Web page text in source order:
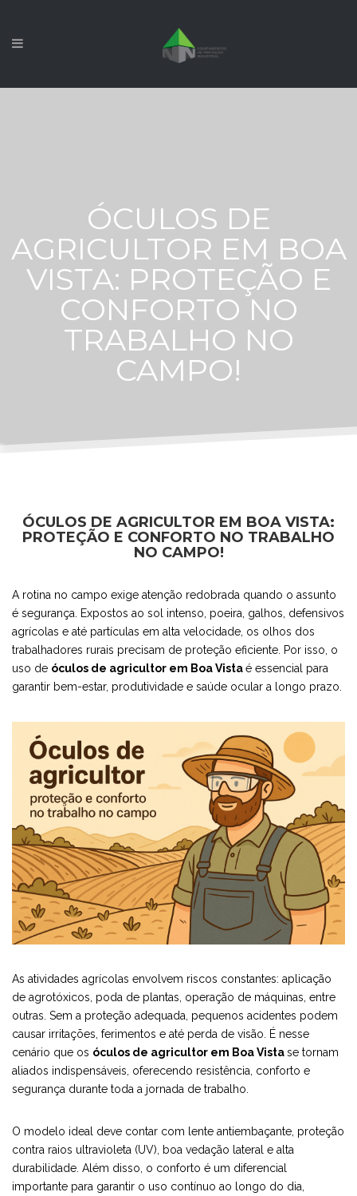
ÓCULOS DE
AGRICULTOR EM BOA
VISTA: PROTEÇÃO E
CONFORTO NO
TRABALHO NO
CAMPO!
ÓCULOS DE AGRICULTOR EM BOA VISTA:
PROTEÇÃO E CONFORTO NO TRABALHO
NO CAMPO!
A rotina no campo exige atenção redobrada quando o assunto
é segurança. Expostos ao sol intenso, poeira, galhos, defensivos
agrícolas e até partículas em alta velocidade, os olhos dos
trabalhadores rurais precisam de proteção eficiente. Por isso, o
uso de óculos de agricultor em Boa Vistaé essencial para
garantir bem-estar, produtividade e saúde ocular a longo prazo.
As atividades agrícolas envolvem riscos constantes: aplicação
de agrotóxicos, poda de plantas, operação de máquinas, entre
outras. Sem a proteção adequada, pequenos acidentes podem
causar irritações, ferimentos e até perda de visão. É nesse
cenário que os óculos de agricultor em Boa Vistase tornam
aliados indispensáveis, oferecendo resistência, conforto e
segurança durante toda a jornada de trabalho.
O modelo ideal deve contar com lente antiembaçante, proteção
contra raios ultravioleta (UV), boa vedação lateral e alta
durabilidade. Além disso, o conforto é um diferencial
importante para garantir o uso contínuo ao longo do dia,